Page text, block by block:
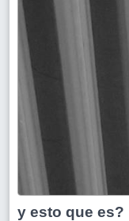
y esto que es?